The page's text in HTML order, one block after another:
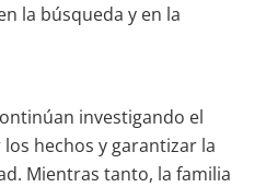
la búsqueda y en la
investigando el
hechos y garantizar la
Mientras tanto, la familia